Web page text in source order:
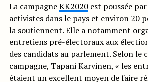
La campagneKK2020est poussée
activistes dans le pays et environ 20
la soutiennent. Elle a notamment
entretiens pré-électoraux aux
des candidats au parlement. Selon le
campagne, Tapani Karvinen, « les
étaient un excellent moyen de faire